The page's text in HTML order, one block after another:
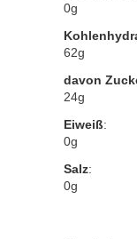
0g
62g
davon
24g
Eiweiß:
0g
Salz:
0g